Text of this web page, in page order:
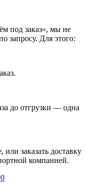
под заказ», мы не
запросу. Для этого:
до отгрузки — одна
заказать доставку
компанией.